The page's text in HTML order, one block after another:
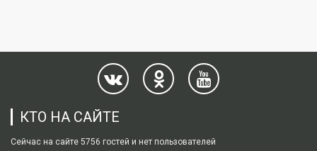
КТО НА САЙТЕ
Сейчас на сайте 5756 гостей и нет пользователей